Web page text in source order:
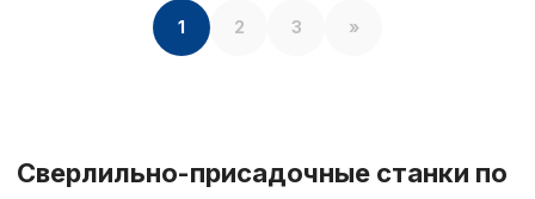
1 2 3 »
Сверлильно-присадочные станки по